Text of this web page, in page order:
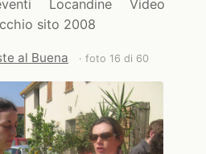
Locandine
Video
sito 2008
al Buena · foto 16 di 60